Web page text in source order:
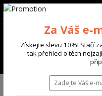
+420 702 136 620
TRIKA & TÍLKA
rukávem Pray Longsleeve T-Shirt
Za Váš e-
Získejte slevu 10%! Stačí
tak přehled o těch